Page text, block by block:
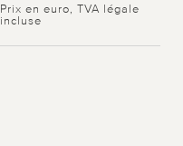
Prix en euro, TVA légale
incluse